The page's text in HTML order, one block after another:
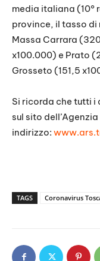
media italiana (10°
province, il tasso
Massa Carrara
x100.000) e Prato
Grosseto (151,5
Si ricorda che tutti i
sul sito
indirizzo:
TAGS Coronavirus